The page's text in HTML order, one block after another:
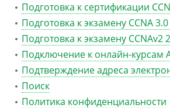
Подготовка к сертификации
Подготовка к экзамену CCNA
Подготовка к экзамену CCNAv2
Подключение к онлайн-курсам
Подтверждение адреса
Поиск
Политика конфиденциальности